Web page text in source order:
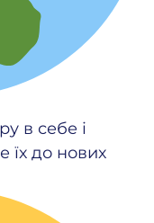
в себе і
їх до нових